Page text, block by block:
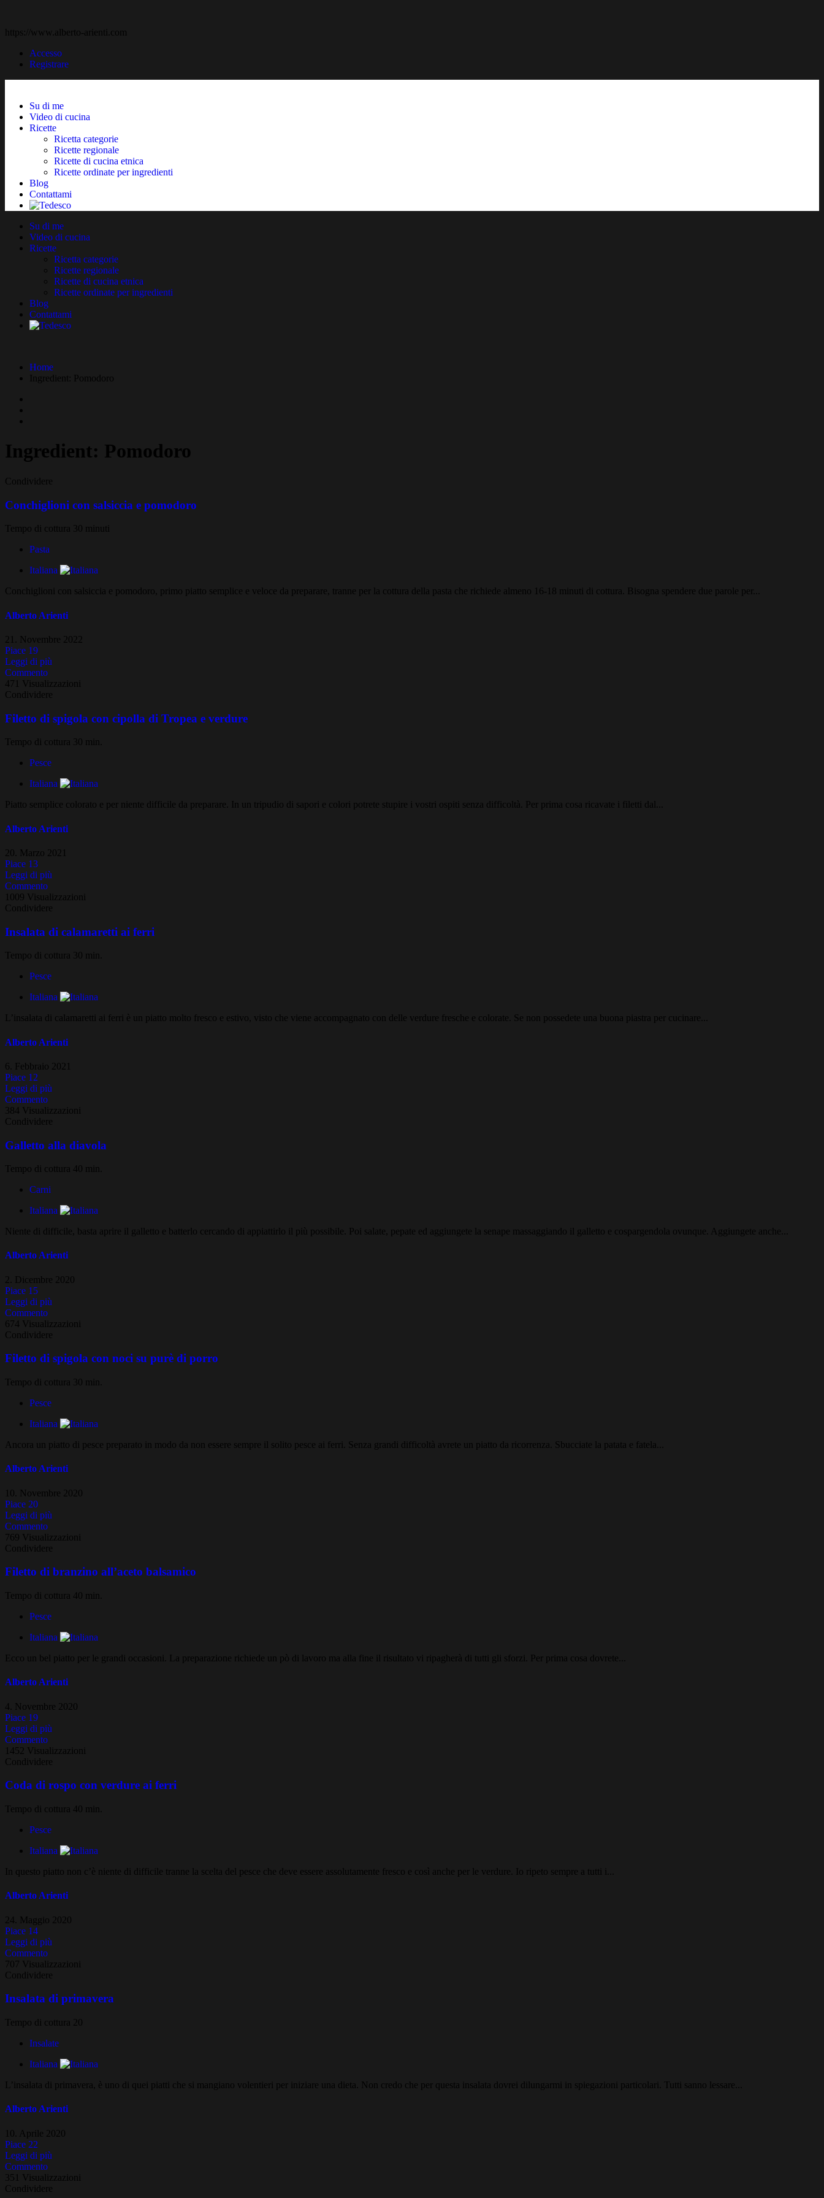
https://www.alberto-arienti.com
Accesso
Registrare
Su di me
Video di cucina
Ricette
Ricetta categorie
Ricette regionale
Ricette di cucina etnica
Ricette ordinate per ingredienti
Blog
Contattami
Su di me
Video di cucina
Ricette
Ricetta categorie
Ricette regionale
Ricette di cucina etnica
Ricette ordinate per ingredienti
Blog
Contattami
Home
Ingredient:
Pomodoro
Ingredient: Pomodoro
Condividere
Conchiglioni con salsiccia e pomodoro
Tempo di cottura 30 minuti
Pasta
Italiana
Conchiglioni con salsiccia e pomodoro, primo piatto semplice e veloce da preparare, tranne per la cottura della pasta che richiede almeno 16-18 minuti di cottura. Bisogna spendere due parole per...
Alberto Arienti
21. Novembre 2022
Piace 19
Leggi di più
Commento
471 Visualizzazioni
Condividere
Filetto di spigola con cipolla di Tropea e verdure
Tempo di cottura 30 min.
Pesce
Italiana
Piatto semplice colorato e per niente difficile da preparare. In un tripudio di sapori e colori potrete stupire i vostri ospiti senza difficoltà. Per prima cosa ricavate i filetti dal...
Alberto Arienti
20. Marzo 2021
Piace 13
Leggi di più
Commento
1009 Visualizzazioni
Condividere
Insalata di calamaretti ai ferri
Tempo di cottura 30 min.
Pesce
Italiana
L’insalata di calamaretti ai ferri è un piatto molto fresco e estivo, visto che viene accompagnato con delle verdure fresche e colorate. Se non possedete una buona piastra per cucinare...
Alberto Arienti
6. Febbraio 2021
Piace 12
Leggi di più
Commento
384 Visualizzazioni
Condividere
Galletto alla diavola
Tempo di cottura 40 min.
Carni
Italiana
Niente di difficile, basta aprire il galletto e batterlo cercando di appiattirlo il più possibile. Poi salate, pepate ed aggiungete la senape massaggiando il galletto e cospargendola ovunque. Aggiungete anche...
Alberto Arienti
2. Dicembre 2020
Piace 15
Leggi di più
Commento
674 Visualizzazioni
Condividere
Filetto di spigola con noci su purè di porro
Tempo di cottura 30 min.
Pesce
Italiana
Ancora un piatto di pesce preparato in modo da non essere sempre il solito pesce ai ferri. Senza grandi difficoltà avrete un piatto da ricorrenza. Sbucciate la patata e fatela...
Alberto Arienti
10. Novembre 2020
Piace 20
Leggi di più
Commento
769 Visualizzazioni
Condividere
Filetto di branzino all’aceto balsamico
Tempo di cottura 40 min.
Pesce
Italiana
Ecco un bel piatto per le grandi occasioni. La preparazione richiede un pò di lavoro ma alla fine il risultato vi ripagherà di tutti gli sforzi. Per prima cosa dovrete...
Alberto Arienti
4. Novembre 2020
Piace 19
Leggi di più
Commento
1452 Visualizzazioni
Condividere
Coda di rospo con verdure ai ferri
Tempo di cottura 40 min.
Pesce
Italiana
In questo piatto non c’è niente di difficile tranne la scelta del pesce che deve essere assolutamente fresco e così anche per le verdure. Io ripeto sempre a tutti i...
Alberto Arienti
24. Maggio 2020
Piace 14
Leggi di più
Commento
707 Visualizzazioni
Condividere
Insalata di primavera
Tempo di cottura 20
Insalate
Italiana
L’insalata di primavera, è uno di quei piatti che si mangiano volentieri per iniziare una dieta. Non credo che per questa insalata dovrei dilungarmi in spiegazioni particolari. Tutti sanno lessare...
Alberto Arienti
10. Aprile 2020
Piace 22
Leggi di più
Commento
351 Visualizzazioni
Condividere